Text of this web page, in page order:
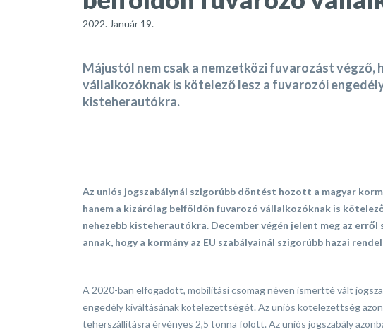
2022. Január 19.
Májustól nem csak a nemzetközi fuvarozást
vállalkozóknak is kötelező lesz a fuvarozói
kisteherautókra.
Az uniós jogszabálynál szigorúbb döntést hozott a magyar
hanem a kizárólag belföldön fuvarozó vállalkozóknak is
nehezebb kisteherautókra. December végén jelent meg az
annak, hogy a kormány az EU szabályainál szigorúbb hazai
A 2020-ban elfogadott, mobilitási csomag néven ismertté vált
engedély kiváltásának kötelezettségét. Az uniós kötelezettség
teherszállításra érvényes 2,5 tonna fölött. Az uniós jogszabály